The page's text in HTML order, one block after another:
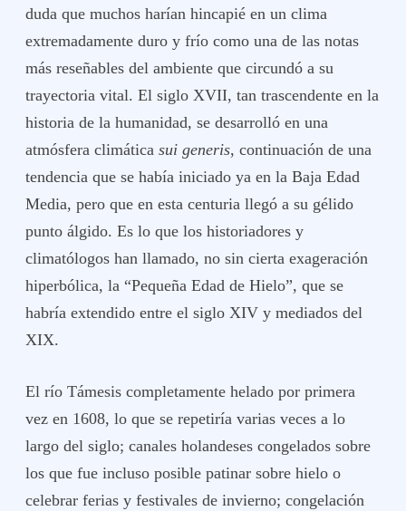
duda que muchos harían hincapié en un clima
extremadamente duro y frío como una de las notas
más reseñables del ambiente que circundó a su
trayectoria vital. El siglo XVII, tan trascendente en la
historia de la humanidad, se desarrolló en una
atmósfera climáticasui generis, continuación de una
tendencia que se había iniciado ya en la Baja Edad
Media, pero que en esta centuria llegó a su gélido
punto álgido. Es lo que los historiadores y
climatólogos han llamado, no sin cierta exageración
hiperbólica, la “Pequeña Edad de Hielo”, que se
habría extendido entre el siglo XIV y mediados del
XIX.
El río Támesis completamente helado por primera
vez en 1608, lo que se repetiría varias veces a lo
largo del siglo; canales holandeses congelados sobre
los que fue incluso posible patinar sobre hielo o
celebrar ferias y festivales de invierno; congelación